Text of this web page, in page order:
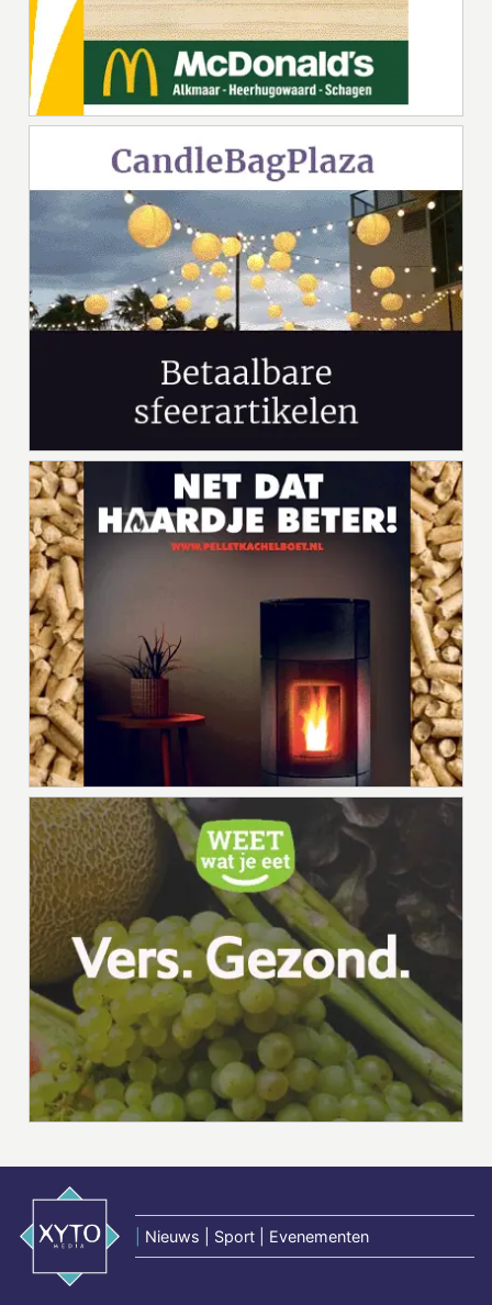
Nieuws | Sport | Evenementen